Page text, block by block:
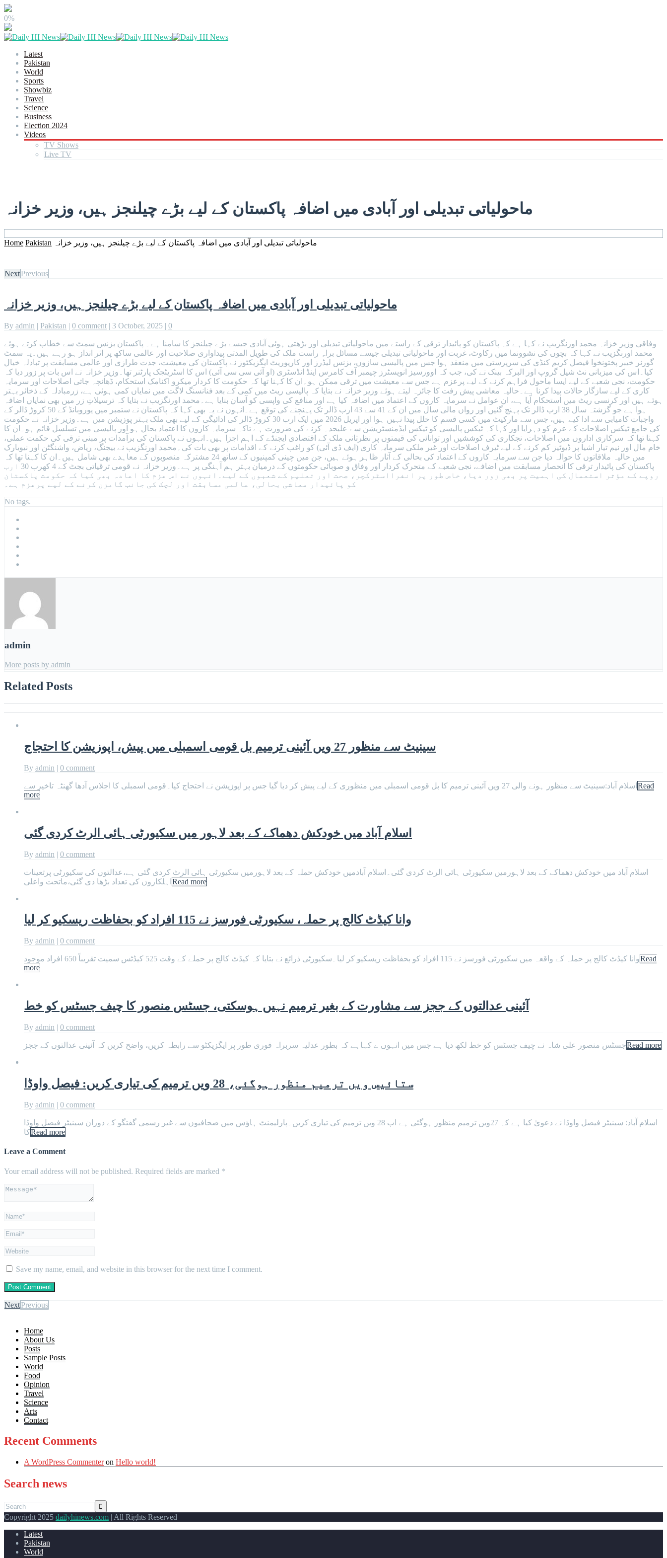
0%
Latest
Pakistan
World
Sports
Showbiz
Travel
Science
Business
Election 2024
Videos
TV Shows
Live TV
ماحولیاتی تبدیلی اور آبادی میں اضافہ پاکستان کے لیے بڑے چیلنجز ہیں، وزیر خزانہ
Home Pakistan ماحولیاتی تبدیلی اور آبادی میں اضافہ پاکستان کے لیے بڑے چیلنجز ہیں، وزیر خزانہ
NextPrevious
ماحولیاتی تبدیلی اور آبادی میں اضافہ پاکستان کے لیے بڑے چیلنجز ہیں، وزیر خزانہ
By admin | Pakistan | 0 comment | 3 October, 2025 | 0
وفاقی وزیر خزانہ محمد اورنگزیب نے کہا ہے کہ پاکستان کو پائیدار ترقی کے راستے میں ماحولیاتی تبدیلی اور بڑھتی ہوئی آبادی جیسے بڑے چیلنجز کا سامنا ہے۔ پاکستان بزنس سمٹ سے خطاب کرتے ہوئے
محمد اورنگزیب نے کہا کہ بچوں کی نشوونما میں رکاوٹ، غربت اور ماحولیاتی تبدیلی جیسے مسائل براہِ راست ملک کی طویل المدتی پیداواری صلاحیت اور عالمی ساکھ پر اثر انداز ہو رہے ہیں۔یہ سمٹ
گورنر خیبر پختونخوا فیصل کریم کنڈی کی سرپرستی میں منعقد ہوا جس میں پالیسی سازوں، بزنس لیڈرز اور کارپوریٹ ایگزیکٹوز نے پاکستان کی معیشت، جدت طرازی اور عالمی مسابقت پر تبادلہ خیال
کیا۔اس کی میزبانی نٹ شیل گروپ اور البرکہ بینک نے کی، جب کہ اوورسیز انویسٹرز چیمبر آف کامرس اینڈ انڈسٹری (او آئی سی سی آئی) اس کا اسٹریٹجک پارٹنر تھا۔وزیر خزانہ نے اس بات پر زور دیا کہ
حکومت، نجی شعبے کے لیے ایسا ماحول فراہم کرنے کے لیے پرعزم ہے جس سے معیشت میں ترقی ممکن ہو۔ان کا کہنا تھا کہ حکومت کا کردار میکرو اکنامک استحکام، ڈھانچہ جاتی اصلاحات اور سرمایہ
کاری کے لیے سازگار حالات پیدا کرنا ہے۔حالیہ معاشی پیش رفت کا جائزہ لیتے ہوئے وزیر خزانہ نے بتایا کہ پالیسی ریٹ میں کمی کے بعد فنانسنگ لاگت میں نمایاں کمی ہوئی ہے، زرمبادلہ کے ذخائر بہتر
ہوئے ہیں اور کرنسی ریٹ میں استحکام آیا ہے، ان عوامل نے سرمایہ کاروں کے اعتماد میں اضافہ کیا ہے اور منافع کی واپسی کو آسان بنایا ہے۔محمد اورنگزیب نے بتایا کہ ترسیلاتِ زر میں بھی نمایاں اضافہ
ہوا ہے جو گزشتہ سال 38 ارب ڈالر تک پہنچ گئیں اور رواں مالی سال میں ان کے 41 سے 43 ارب ڈالر تک پہنچنے کی توقع ہے۔انہوں نے یہ بھی کہا کہ پاکستان نے ستمبر میں یوروبانڈ کے 50 کروڑ ڈالر کے
واجبات کامیابی سے ادا کیے ہیں، جس سے مارکیٹ میں کسی قسم کا خلل پیدا نہیں ہوا اور اپریل 2026 میں ایک ارب 30 کروڑ ڈالر کی ادائیگی کے لیے بھی ملک بہتر پوزیشن میں ہے۔وزیر خزانہ نے حکومت
کی جامع ٹیکس اصلاحات کے عزم کو دہرایا اور کہا کہ ٹیکس پالیسی کو ٹیکس ایڈمنسٹریشن سے علیحدہ کرنے کی ضرورت ہے تاکہ سرمایہ کاروں کا اعتماد بحال ہو اور پالیسی میں تسلسل قائم ہو۔ان کا
کہنا تھا کہ سرکاری اداروں میں اصلاحات، نجکاری کی کوششیں اور توانائی کی قیمتوں پر نظرثانی ملک کے اقتصادی ایجنڈے کے اہم اجزا ہیں۔انہوں نے پاکستان کی برآمدات پر مبنی ترقی کی حکمت عملی،
خام مال اور نیم تیار اشیا پر ڈیوٹیز کم کرنے کے لیے ٹیرف اصلاحات اور غیر ملکی سرمایہ کاری (ایف ڈی آئی) کو راغب کرنے کے اقدامات پر بھی بات کی۔محمد اورنگزیب نے بیجنگ، ریاض، واشنگٹن اور نیویارک
میں حالیہ ملاقاتوں کا حوالہ دیا جن سے سرمایہ کاروں کے اعتماد کی بحالی کے آثار ظاہر ہوئے ہیں، جن میں چینی کمپنیوں کے ساتھ 24 مشترکہ منصوبوں کے معاہدے بھی شامل ہیں۔ان کا کہنا تھا کہ
پاکستان کی پائیدار ترقی کا انحصار مسابقت میں اضافے، نجی شعبے کے متحرک کردار اور وفاق و صوبائی حکومتوں کے درمیان بہتر ہم آہنگی پر ہے۔وزیر خزانہ نے قومی ترقیاتی بجٹ کے 4 کھرب 30 ارب
روپے کے مؤثر استعمال کی اہمیت پر بھی زور دیا، خاص طور پر انفرااسٹرکچر، صحت اور تعلیم کے شعبوں کے لیے۔انہوں نے اس عزم کا اعادہ بھی کیا کہ حکومت پاکستان
کو پائیدار معاشی بحالی، عالمی مسابقت اور لچک کی جانب گامزن کرنے کے لیے پرعزم ہے۔
No tags.
admin
More posts by admin
Related Posts
سینیٹ سے منظور 27 ویں آئینی ترمیم بل قومی اسمبلی میں پیش، اپوزیشن کا احتجاج
By admin | 0 comment
اسلام آباد:سینیٹ سے منظور ہونے والی 27 ویں آئینی ترمیم کا بل قومی اسمبلی میں منظوری کے لیے پیش کر دیا گیا جس پر اپوزیشن نے احتجاج کیا۔قومی اسمبلی کا اجلاس آدھا گھنٹہ تاخیر سے Read
more
اسلام آباد میں خودکش دھماکے کے بعد لاہور میں سکیورٹی ہائی الرٹ کردی گئی
By admin | 0 comment
اسلام آباد میں خودکش دھماکے کے بعد لاہورمیں سکیورٹی ہائی الرٹ کردی گئی۔اسلام آبادمیں خودکش حملہ کے بعد لاہورمیں سکیورٹی ہائی الرٹ کردی گئی ہے،عدالتوں کی سکیورٹی پرتعینات
اہلکاروں کی تعداد بڑھا دی گئی،ماتحت واعلی Read more
وانا کیڈٹ کالج پر حملہ، سکیورٹی فورسز نے 115 افراد کو بحفاظت ریسکیو کر لیا
By admin | 0 comment
وانا کیڈٹ کالج پر حملہ کے واقعہ میں سکیورٹی فورسز نے 115 افراد کو بحفاظت ریسکیو کر لیا۔سکیورٹی ذرائع نے بتایا کہ کیڈٹ کالج پر حملے کے وقت 525 کیڈٹس سمیت تقریباً 650 افراد موجودRead
more
آئینی عدالتوں کے ججز سے مشاورت کے بغیر ترمیم نہیں ہوسکتی، جسٹس منصور کا چیف جسٹس کو خط
By admin | 0 comment
جسٹس منصور علی شاہ نے چیف جسٹس کو خط لکھ دیا ہے جس میں انہوں ے کہاہے کہ بطور عدلیہ سربراہ فوری طور پر ایگزیکٹو سے رابطہ کریں، واضح کریں کہ آئینی عدالتوں کے ججزRead more
ستائیس ویں ترمیم منظور ہوگئی، 28 ویں ترمیم کی تیاری کریں: فیصل واوڈا
By admin | 0 comment
اسلام آباد: سینیٹر فیصل واوڈا نے دعویٰ کیا ہے کہ 27ویں ترمیم منظور ہوگئی ہے اب 28 ویں ترمیم کی تیاری کریں۔پارلیمنٹ ہاؤس میں صحافیوں سے غیر رسمی گفتگو کے دوران سینیٹر فیصل واوڈا
کاRead more
Leave a Comment
Your email address will not be published. Required fields are marked *
Save my name, email, and website in this browser for the next time I comment.
NextPrevious
Home
About Us
Posts
Sample Posts
World
Food
Opinion
Travel
Science
Arts
Contact
Recent Comments
A WordPress Commenteron Hello world!
Search news
Copyright 2025 dailyhinews.com | All Rights Reserved
Latest
Pakistan
World